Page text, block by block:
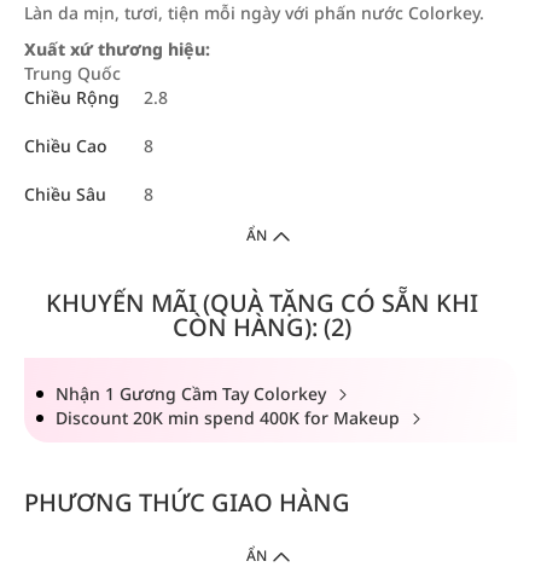
Làn da mịn, tươi, tiện mỗi ngày với phấn nước Colorkey.
Xuất xứ thương hiệu:
Trung Quốc
Chiều Rộng
2.8
Chiều Cao 8
Chiều Sâu 8
ẨN
KHUYẾN MÃI (QUÀ TẶNG CÓ SẴN KHI
CÒN HÀNG): (2)
Nhận 1 Gương Cầm Tay Colorkey
Discount 20K min spend 400K for Makeup
PHƯƠNG THỨC GIAO HÀNG
ẨN